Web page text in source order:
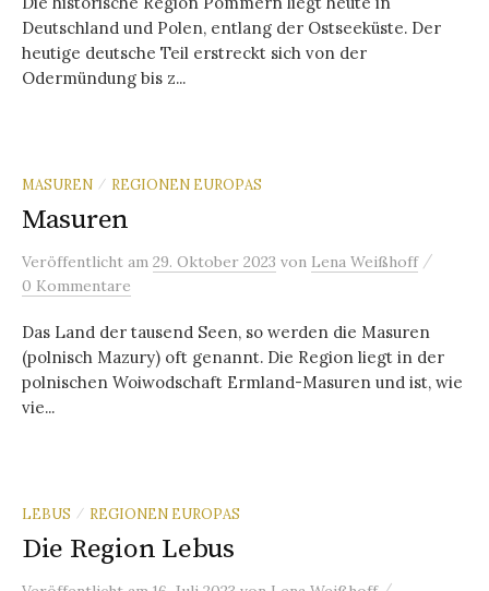
Deutschland und Polen, entlang der Ostseeküste. Der
heutige deutsche Teil erstreckt sich von der
Odermündung bis z...
MASUREN / REGIONEN EUROPAS
Masuren
Veröffentlicht am 29. Oktober 2023 von Lena Weißhoff /
0 Kommentare
Das Land der tausend Seen, so werden die Masuren
(polnisch Mazury) oft genannt. Die Region liegt in der
polnischen Woiwodschaft Ermland-Masuren und ist, wie
vie...
LEBUS / REGIONEN EUROPAS
Die Region Lebus